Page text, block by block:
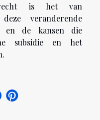
is het van
veranderende
en de kansen die
subsidie en het